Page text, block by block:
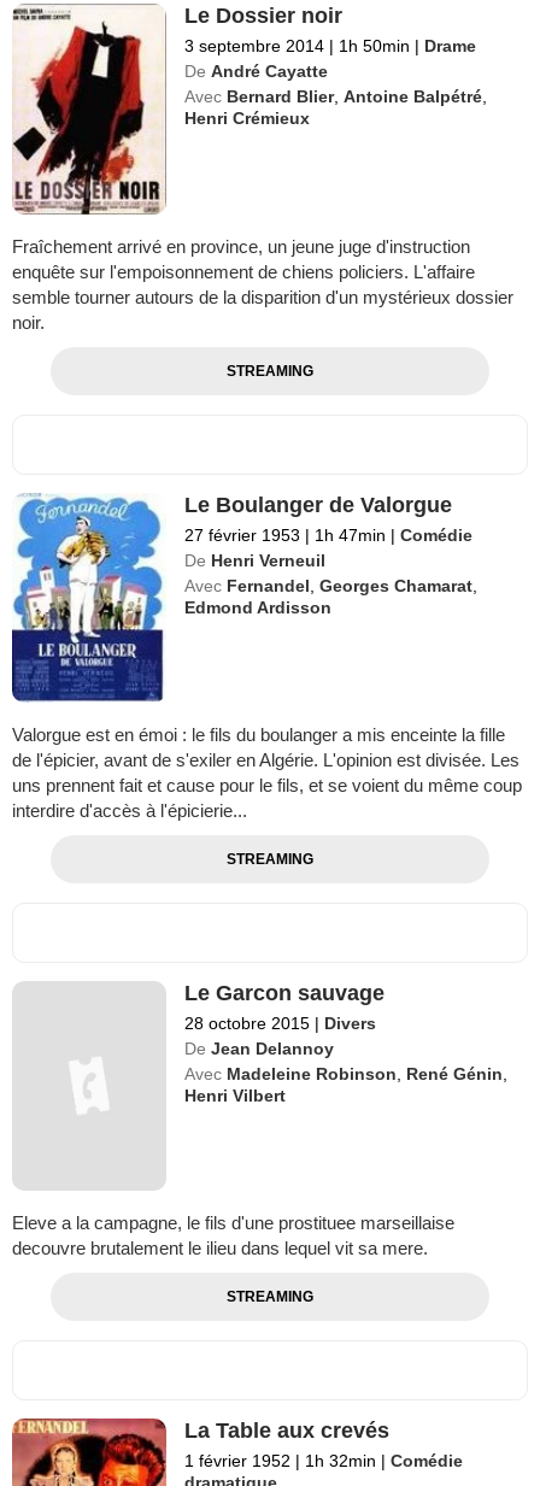
Le Dossier noir
3 septembre 2014 | 1h 50min | Drame
De André Cayatte
Avec Bernard Blier,Antoine Balpétré,
Henri Crémieux
Fraîchement arrivé en province, un jeune juge d'instruction
enquête sur l'empoisonnement de chiens policiers. L'affaire
semble tourner autours de la disparition d'un mystérieux dossier
noir.
STREAMING
Le Boulanger de Valorgue
27 février 1953 | 1h 47min | Comédie
De Henri Verneuil
Avec Fernandel ,Georges Chamarat
Edmond Ardisson
Valorgue est en émoi : le fils du boulanger a mis enceinte la fille
de l'épicier, avant de s'exiler en Algérie. L'opinion est divisée. Les
uns prennent fait et cause pour le fils, et se voient du même coup
interdire d'accès à l'épicierie...
STREAMING
Le Garcon sauvage
28 octobre 2015 | Divers
De Jean Delannoy
Avec Madeleine Robinson René Génin
Henri Vilbert
Eleve a la campagne, le fils d'une prostituee marseillaise
decouvre brutalement le ilieu dans lequel vit sa mere.
STREAMING
La Table aux crevés
1 février 1952 | 1h 32min | Comédie
dramatique